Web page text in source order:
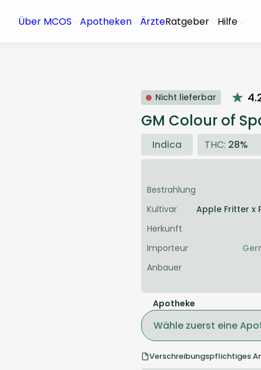
Über MCOS Apotheken ÄrzteRatgeber Hilfe
Nicht lieferbar
GM Colour of
Indica THC: 28%
Bestrahlung
Kultivar
Apple Fritter x
Herkunft
Importeur
Anbauer
Apotheke
Wähle zuerst eine
Verschreibungspflichtiges